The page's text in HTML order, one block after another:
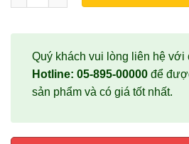
Quý khách vui lòng liên hệ với
Hotline: 05-895-00000 để
sản phẩm và có giá tốt nhất.